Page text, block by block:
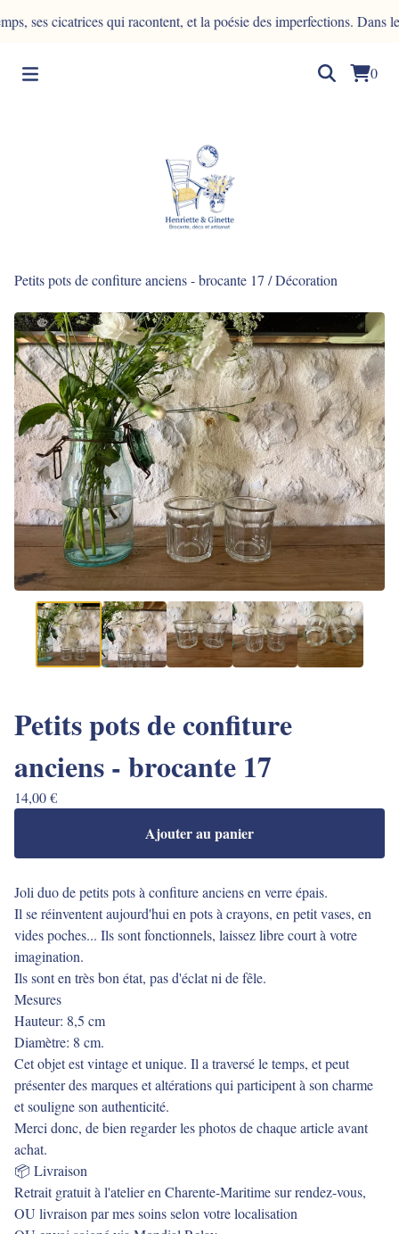
ses cicatrices qui racontent, et la poésie des imperfections. Dans
0
Petits pots de confiture anciens - brocante 17 /Décoration
Petits pots de confiture
anciens - brocante 17
14,00€
Ajouter au panier
Joli duo de petits pots à confiture anciens en verre épais.
Il se réinventent aujourd'hui en pots à crayons, en petit vases, en
vides poches... Ils sont fonctionnels, laissez libre court à votre
imagination.
Ils sont en très bon état, pas d'éclat ni de fêle.
Mesures
Hauteur: 8,5 cm
Diamètre: 8 cm.
Cet objet est vintage et unique. Il a traversé le temps, et peut
présenter des marques et altérations qui participent à son charme
et souligne son authenticité.
Merci donc, de bien regarder les photos de chaque article avant
achat.
📦 Livraison
Retrait gratuit à l'atelier en Charente-Maritime sur rendez-vous,
OU livraison par mes soins selon votre localisation